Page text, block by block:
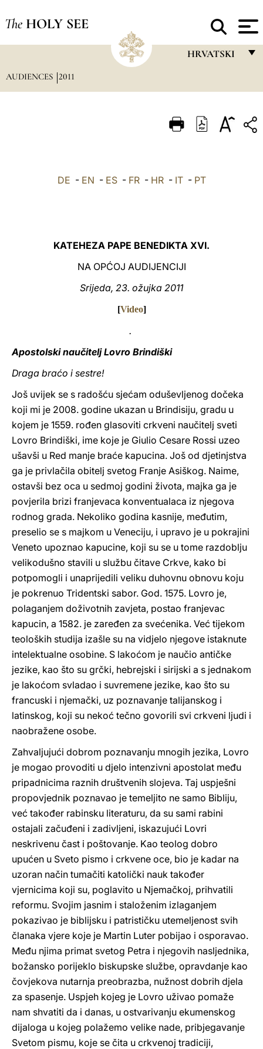
The HOLY SEE
HRVATSKI
ITALIANO
AUDIENCES 2011
DE - EN - ES- FR- HR- IT- PT
KATEHEZA PAPE BENEDIKTA XVI.
NA OPĆOJ AUDIJENCIJI
Srijeda, 23. ožujka 2011
[Video]
.
Apostolski naučitelj Lovro Brindiški
Draga braćo i sestre!
Još uvijek se s radošću sjećam oduševljenog dočeka
koji mi je 2008. godine ukazan u Brindisiju, gradu u
kojem je 1559. rođen glasoviti crkveni naučitelj sveti
Lovro Brindiški, ime koje je Giulio Cesare Rossi uzeo
ušavši u Red manje braće kapucina. Još od djetinjstva
ga je privlačila obitelj svetog Franje Asiškog. Naime,
ostavši bez oca u sedmoj godini života, majka ga je
povjerila brizi franjevaca konventualaca iz njegova
rodnog grada. Nekoliko godina kasnije, međutim,
preselio se s majkom u Veneciju, i upravo je u pokrajini
Veneto upoznao kapucine, koji su se u tome razdoblju
velikodušno stavili u službu čitave Crkve, kako bi
potpomogli i unaprijedili veliku duhovnu obnovu koju
je pokrenuo Tridentski sabor. God. 1575. Lovro je,
polaganjem doživotnih zavjeta, postao franjevac
kapucin, a 1582. je zaređen za svećenika. Već tijekom
teoloških studija izašle su na vidjelo njegove istaknute
intelektualne osobine. S lakoćom je naučio antičke
jezike, kao što su grčki, hebrejski i sirijski a s jednakom
je lakoćom svladao i suvremene jezike, kao što su
francuski i njemački, uz poznavanje talijanskog i
latinskog, koji su nekoć tečno govorili svi crkveni ljudi i
naobražene osobe.
Zahvaljujući dobrom poznavanju mnogih jezika, Lovro
je mogao provoditi u djelo intenzivni apostolat među
pripadnicima raznih društvenih slojeva. Taj uspješni
propovjednik poznavao je temeljito ne samo Bibliju,
već također rabinsku literaturu, da su sami rabini
ostajali začuđeni i zadivljeni, iskazujući Lovri
neskrivenu čast i poštovanje. Kao teolog dobro
upućen u Sveto pismo i crkvene oce, bio je kadar na
uzoran način tumačiti katolički nauk također
vjernicima koji su, poglavito u Njemačkoj, prihvatili
reformu. Svojim jasnim i staloženim izlaganjem
pokazivao je biblijsku i patrističku utemeljenost svih
članaka vjere koje je Martin Luter pobijao i osporavao.
Među njima primat svetog Petra i njegovih nasljednika,
božansko porijeklo biskupske službe, opravdanje kao
čovjekova nutarnja preobrazba, nužnost dobrih djela
za spasenje. Uspjeh kojeg je Lovro uživao pomaže
nam shvatiti da i danas, u ostvarivanju ekumenskog
dijaloga u kojeg polažemo velike nade, pribjegavanje
Svetom pismu, koje se čita u crkvenoj tradiciji,